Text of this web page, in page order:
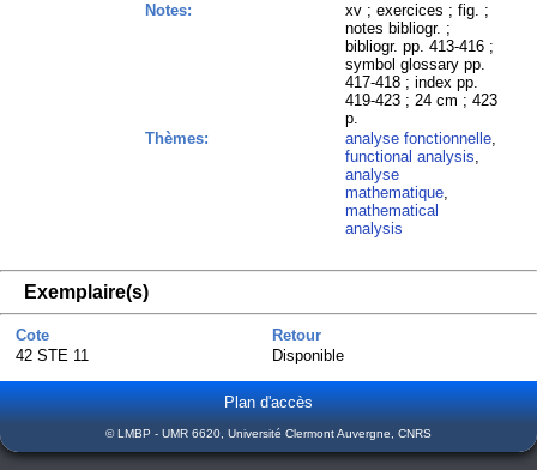
Notes:
xv ; exercices ; fig. ;
notes bibliogr. ;
bibliogr. pp. 413-416 ;
symbol glossary pp.
417-418 ; index pp.
419-423 ; 24 cm ; 423
p.
Thèmes:
analyse fonctionnelle,
functional analysis,
analyse
mathematique,
mathematical
analysis
Exemplaire(s)
Cote
Retour
42 STE 11
Disponible
Plan d'accès
© LMBP - UMR 6620, Université Clermont Auvergne, CNRS